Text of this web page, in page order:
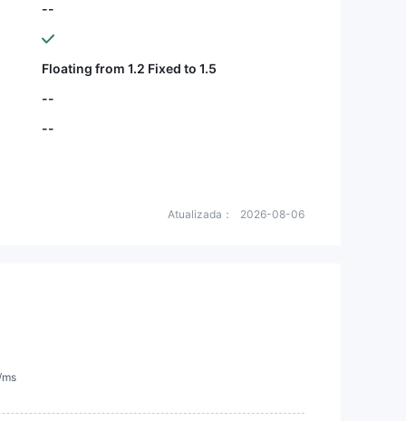
--
Floating from 1.2 Fixed to 1.5
--
--
Atualizada： 2026-08-06